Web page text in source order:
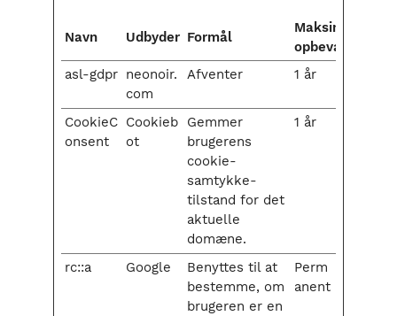
Navn Udbyder Formål
Maksimal
opbevaringstid
asl-gdpr neonoir.
com
Afventer 1 år
CookieC
onsent
Cookieb
ot
Gemmer
brugerens
cookie-
samtykke-
tilstand for det
aktuelle
domæne.
1 år
rc::a Google
Benyttes til at
bestemme, om
brugeren er en
Perm
anent